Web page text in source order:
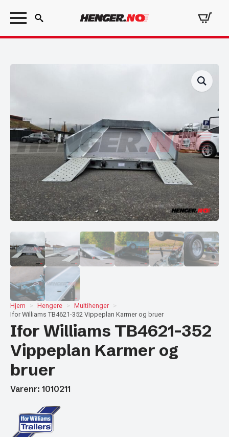
Search
Hjem Hengere
Multihenger
Ifor Williams TB4621-352 Vippeplan Karmer og bruer
Ifor Williams TB4621-352
Vippeplan Karmer og
bruer
Varenr: 1010211